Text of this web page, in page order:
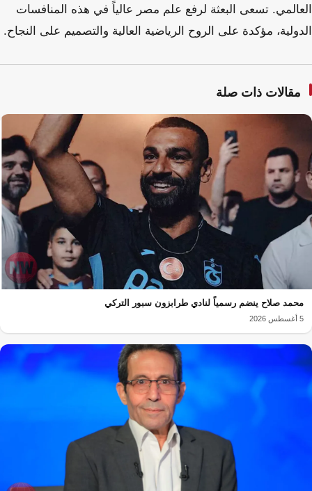
العالمي. تسعى البعثة لرفع علم مصر عالياً في هذه المنافسات
الدولية، مؤكدة على الروح الرياضية العالية والتصميم على النجاح.
مقالات ذات صلة
محمد صلاح ينضم رسمياً لنادي طرابزون سبور التركي
5 أغسطس 2026